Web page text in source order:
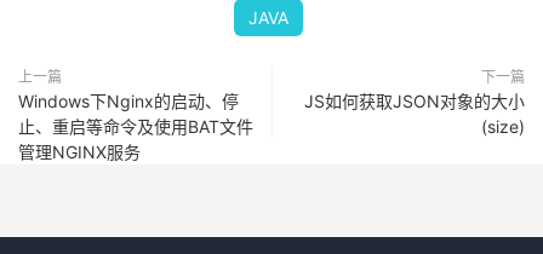
JAVA
上一篇
Windows下Nginx的启动、停
止、重启等命令及使用BAT文件
管理NGINX服务
下一篇
JS如何获取JSON对象的大小
(size)